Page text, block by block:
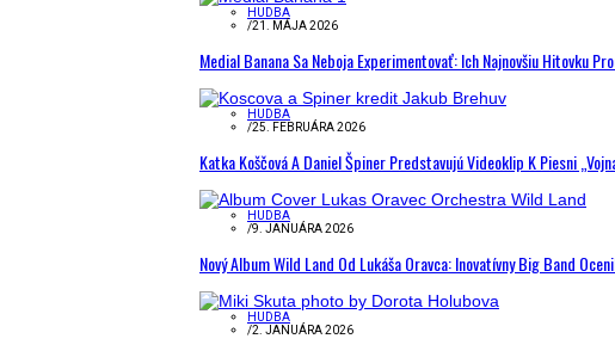
HUDBA
/21. MÁJA 2026
Medial Banana Sa Neboja Experimentovať: Ich Najnovšiu Hitovku
HUDBA
/25. FEBRUÁRA 2026
Katka Koščová A Daniel Špiner Predstavujú Videoklip K Piesni
HUDBA
/9. JANUÁRA 2026
Nový Album Wild Land Od Lukáša Oravca: Inovatívny Big Band
HUDBA
/2. JANUÁRA 2026